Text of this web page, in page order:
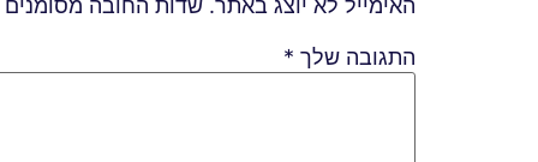
האימייל לא יוצג באתר. שדות החובה מסומנים
התגובה שלך *